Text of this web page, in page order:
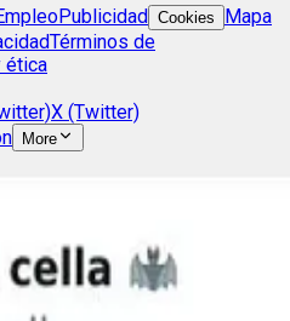
Publicidad Cookies
Mapa
Términos de
ética
X (Twitter)
More